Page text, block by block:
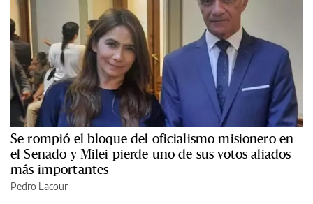
Se rompió el bloque del oficialismo misionero en
el Senado y Milei pierde uno de sus votos aliados
más importantes
Pedro Lacour